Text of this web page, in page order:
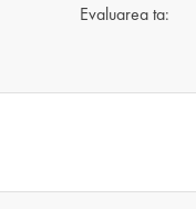
Evaluarea ta: